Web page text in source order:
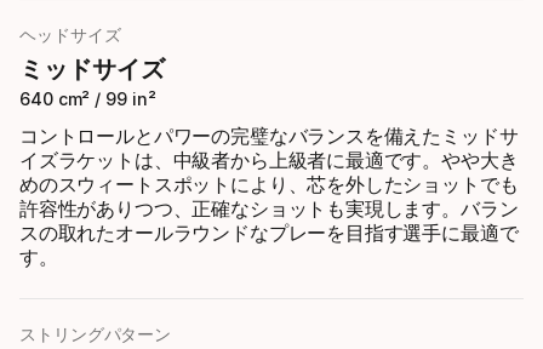
ヘッドサイズ
ミッドサイズ
640 cm² / 99 in²
コントロールとパワーの完璧なバランスを備えたミッドサ
イズラケットは、中級者から上級者に最適です。やや大き
めのスウィートスポットにより、芯を外したショットでも
許容性がありつつ、正確なショットも実現します。バラン
スの取れたオールラウンドなプレーを目指す選手に最適で
す。
ストリングパターン